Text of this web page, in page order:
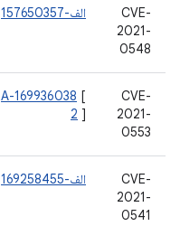
CVE-
2021-
0548
الف-157650357
CVE-
2021-
0553
A-169936038 [
2 ]
CVE-
2021-
0541
الف-169258455